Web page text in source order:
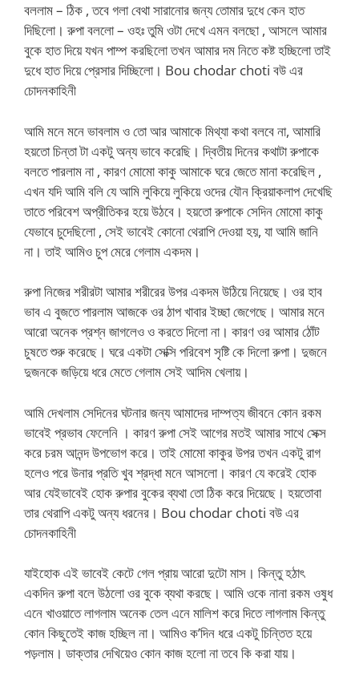
বললাম – ঠিক , তবে গলা বেথা সারানোর জন্য তোমার দুধে কেন হাত
দিছিলো। রুপা বললো – ওহঃ তুমি ওটা দেখে এমন বলছো , আসলে আমার
বুকে হাত দিয়ে যখন পাম্প করছিলো তখন আমার দম নিতে কষ্ট হচ্ছিলো তাই
দুধে হাত দিয়ে প্রেসার দিচ্ছিলো। Bou chodar choti বউ এর
চোদনকাহিনী
আমি মনে মনে ভাবলাম ও তো আর আমাকে মিথ্যা কথা বলবে না, আমারি
হয়তো চিন্তা টা একটু অন্য ভাবে করেছি। দ্বিতীয় দিনের কথাটা রুপাকে
বলতে পারলাম না , কারণ মোমো কাকু আমাকে ঘরে জেতে মানা করেছিল ,
এখন যদি আমি বলি যে আমি লুকিয়ে লুকিয়ে ওদের যৌন ক্রিয়াকলাপ দেখেছি
তাতে পরিবেশ অপ্রীতিকর হয়ে উঠবে। হয়তো রুপাকে সেদিন মোমো কাকু
যেভাবে চুদেছিলো , সেই ভাবেই কোনো থেরাপি দেওয়া হয়, যা আমি জানি
না। তাই আমিও চুপ মেরে গেলাম একদম।
রুপা নিজের শরীরটা আমার শরীরের উপর একদম উঠিয়ে নিয়েছে। ওর হাব
ভাব এ বুজতে পারলাম আজকে ওর ঠাপ খাবার ইচ্ছা জেগেছে। আমার মনে
আরো অনেক প্রশ্ন জাগলেও ও করতে দিলো না। কারণ ওর আমার ঠোঁট
চুষতে শুরু করেছে। ঘরে একটা সেক্সি পরিবেশ সৃষ্টি কে দিলো রুপা। দুজনে
দুজনকে জড়িয়ে ধরে মেতে গেলাম সেই আদিম খেলায়।
আমি দেখলাম সেদিনের ঘটনার জন্য আমাদের দাম্পত্য জীবনে কোন রকম
ভাবেই প্রভাব ফেলেনি । কারণ রুপা সেই আগের মতই আমার সাথে সেক্স
করে চরম আনন্দ উপভোগ করে। তাই মোমো কাকুর উপর তখন একটু রাগ
হলেও পরে উনার প্রতি খুব শ্রদ্ধা মনে আসলো। কারণ যে করেই হোক
আর যেইভাবেই হোক রুপার বুকের ব্যথা তো ঠিক করে দিয়েছে। হয়তোবা
তার থেরাপি একটু অন্য ধরনের। Bou chodar choti বউ এর
চোদনকাহিনী
যাইহোক এই ভাবেই কেটে গেল প্রায় আরো দুটো মাস। কিন্তু হঠাৎ
একদিন রুপা বলে উঠলো ওর বুকে ব্যথা করছে। আমি ওকে নানা রকম ওষুধ
এনে খাওয়াতে লাগলাম অনেক তেল এনে মালিশ করে দিতে লাগলাম কিন্তু
কোন কিছুতেই কাজ হচ্ছিল না। আমিও ক’দিন ধরে একটু চিন্তিত হয়ে
পড়লাম। ডাক্তার দেখিয়েও কোন কাজ হলো না তবে কি করা যায়।